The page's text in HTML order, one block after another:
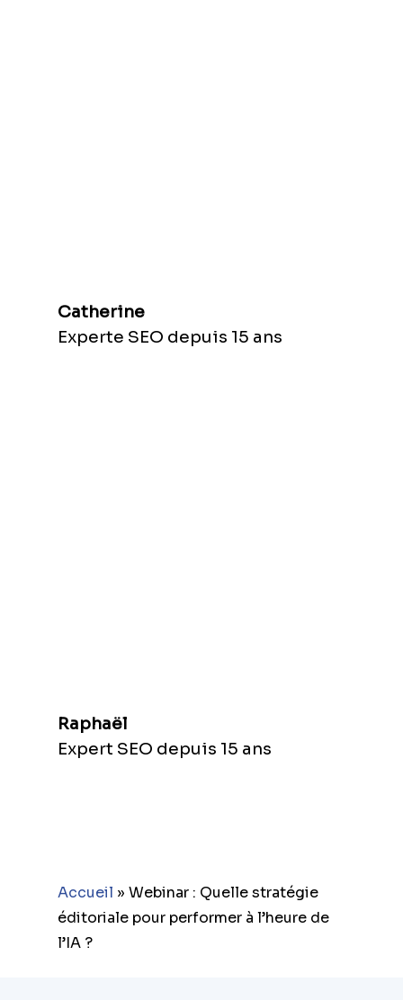
Catherine
Experte SEO depuis 15 ans
Raphaël
Expert SEO depuis 15 ans
Accueil » Webinar : Quelle stratégie
éditoriale pour performer à l’heure de
l’IA ?